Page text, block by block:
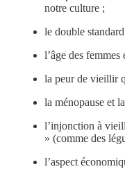
notre culture ;
le double
l’âge des
la peur de vieillir
la ménopause et
l’injonction à
» (comme des
l’aspect